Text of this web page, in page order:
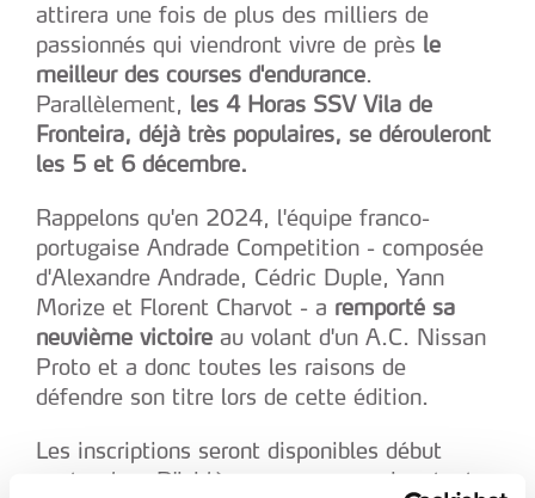
attirera une fois de plus des milliers de
passionnés qui viendront vivre de près le
meilleur des courses d'endurance.
Parallèlement, les 4 Horas SSV Vila de
Fronteira, déjà très populaires, se dérouleront
les 5 et 6 décembre.
Rappelons qu'en 2024, l'équipe franco-
portugaise Andrade Competition - composée
d'Alexandre Andrade, Cédric Duple, Yann
Morize et Florent Charvot - a remporté sa
neuvième victoire au volant d'un A.C. Nissan
Proto et a donc toutes les raisons de
défendre son titre lors de cette édition.
Les inscriptions seront disponibles début
septembre. D'ici là, vous pouvez suivre toutes